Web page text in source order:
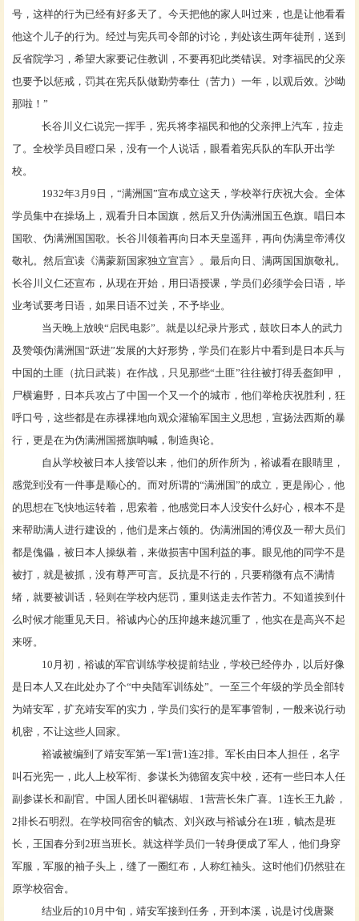
号，这样的行为已经有好多天了。今天把他的家人叫过来，也是让他看看
他这个儿子的行为。经过与宪兵司令部的讨论，判处该生两年徒刑，送到
反省院学习，希望大家要记住教训，不要再犯此类错误。对李福民的父亲
也要予以惩戒，罚其在宪兵队做勤劳奉仕（苦力）一年，以观后效。沙呦
那啦！”
长谷川义仁说完一挥手，宪兵将李福民和他的父亲押上汽车，拉走
了。全校学员目瞪口呆，没有一个人说话，眼看着宪兵队的车队开出学
校。
1932年3月9日，“满洲国”宣布成立这天，学校举行庆祝大会。全体
学员集中在操场上，观看升日本国旗，然后又升伪满洲国五色旗。唱日本
国歌、伪满洲国国歌。长谷川领着再向日本天皇遥拜，再向伪满皇帝溥仪
敬礼。然后宣读《满蒙新国家独立宣言》。最后向日、满两国国旗敬礼。
长谷川义仁还宣布，从现在开始，用日语授课，学员们必须学会日语，毕
业考试要考日语，如果日语不过关，不予毕业。
当天晚上放映“启民电影”。就是以纪录片形式，鼓吹日本人的武力
及赞颂伪满洲国“跃进”发展的大好形势，学员们在影片中看到是日本兵与
中国的土匪（抗日武装）在作战，只见那些“土匪”往往被打得丢盔卸甲，
尸横遍野，日本兵攻占了中国一个又一个的城市，他们举枪庆祝胜利，狂
呼口号，这些都是在赤祼祼地向观众灌输军国主义思想，宣扬法西斯的暴
行，更是在为伪满洲国摇旗呐喊，制造舆论。
自从学校被日本人接管以来，他们的所作所为，裕诚看在眼睛里，
感觉到没有一件事是顺心的。而对所谓的“满洲国”的成立，更是闹心，他
的思想在飞快地运转着，思索着，他感觉日本人没安什么好心，根本不是
来帮助满人进行建设的，他们是来占领的。伪满洲国的溥仪及一帮大员们
都是傀儡，被日本人操纵着，来做损害中国利益的事。眼见他的同学不是
被打，就是被抓，没有尊严可言。反抗是不行的，只要稍微有点不满情
绪，就要被训话，轻则在学校内惩罚，重则送走去作苦力。不知道挨到什
么时候才能重见天日。裕诚内心的压抑越来越沉重了，他实在是高兴不起
来呀。
10月初，裕诚的军官训练学校提前结业，学校已经停办，以后好像
是日本人又在此处办了个“中央陆军训练处”。一至三个年级的学员全部转
为靖安军，扩充靖安军的实力，学员们实行的是军事管制，一般来说行动
机密，不让这些人回家。
裕诚被编到了靖安军第一军1营1连2排。军长由日本人担任，名字
叫石光宪一，此人上校军衔、参谋长为德留友宾中校，还有一些日本人任
副参谋长和副官。中国人团长叫翟锡嘏
1营营长朱广喜。1连长王九龄，
2排长石明烈。在学校同宿舍的毓杰、刘兴政与裕诚分在1班，毓杰是班
长，王国春分到2班当班长。就这样学员们一转身便成了军人，他们身穿
军服，军服的袖子头上，缝了一圈红布，人称红袖头。这时他们仍然驻在
原学校宿舍。
结业后的10月中旬，靖安军接到任务，开到本溪，说是讨伐唐聚